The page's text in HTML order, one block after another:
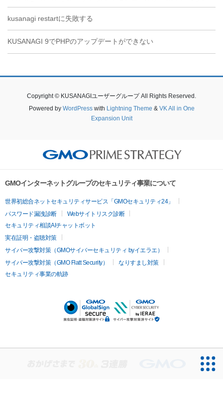
kusanagi restartに失敗する
KUSANAGI 9でPHPのアップデートができない
Copyright © KUSANAGIユーザーグループ All Rights Reserved.
Powered by WordPresswith Lightning Theme & VK All in One
Expansion Unit
GMOインターネットグループのセキュリティ事業について
世界初総合ネットセキュリティサービス「GMOセキュリティ24」
パスワード漏洩診断
Webサイトリスク診断
セキュリティ相談AIチャットボット
実在証明・盗聴対策
サイバー攻撃対策（GMOサイバーセキュリティ byイエラエ）
サイバー攻撃対策（GMO Flatt Security）
なりすまし対策
セキュリティ事業の軌跡